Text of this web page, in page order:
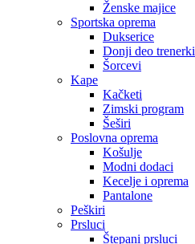
Ženske majice
Sportska oprema
Dukserice
Donji deo trenerki
Šorcevi
Kape
Kačketi
Zimski program
Šeširi
Poslovna oprema
Košulje
Modni dodaci
Kecelje i oprema
Pantalone
Peškiri
Prsluci
Štepani prsluci